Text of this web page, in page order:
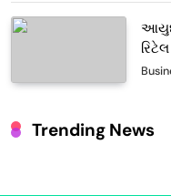
Trending News